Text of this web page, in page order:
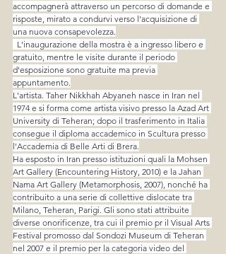
accompagnerà attraverso un percorso di domande e
risposte, mirato a condurvi verso l'acquisizione di
una nuova consapevolezza.
gratuito, mentre le visite durante il periodo
d'esposizione sono gratuite ma previa
appuntamento.
L'artista. Taher Nikkhah Abyaneh nasce in Iran nel
1974 e si forma come artista visivo presso la Azad Art
University di Teheran; dopo il trasferimento in Italia
consegue il diploma accademico in Scultura presso
l'Accademia di Belle Arti di Brera.
Ha esposto in Iran presso istituzioni quali la Mohsen
Art Gallery (Encountering History, 2010) e la Jahan
Nama Art Gallery (Metamorphosis, 2007), nonché ha
contribuito a una serie di collettive dislocate tra
Milano, Teheran, Parigi. Gli sono stati attribuite
diverse onorificenze, tra cui il premio pr il Visual Arts
Festival promosso dal Sondozi Museum di Teheran
nel 2007 e il premio per la categoria video del